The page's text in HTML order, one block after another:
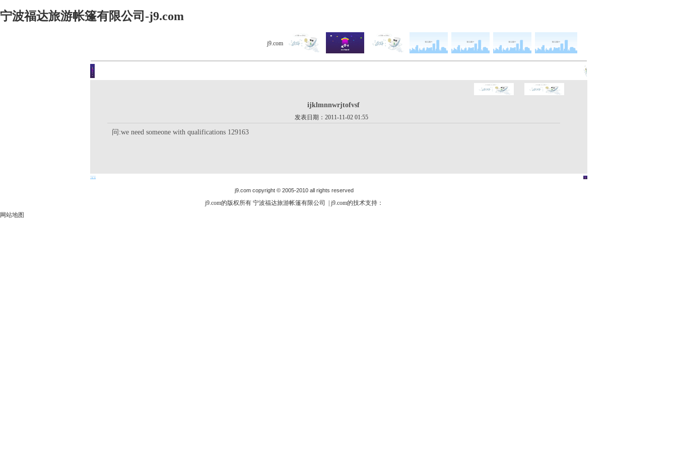
宁波福达旅游帐篷有限公司-j9.com
j9.com
ijklmnnwrjtofvsf
发表日期：2011-11-02 01:55
问:we need someone with qualifications 129163
j9.com copyright © 2005-2010 all rights reserved
j9.com的版权所有 宁波福达旅游帐篷有限公司 | j9.com的技术支持：
网站地图